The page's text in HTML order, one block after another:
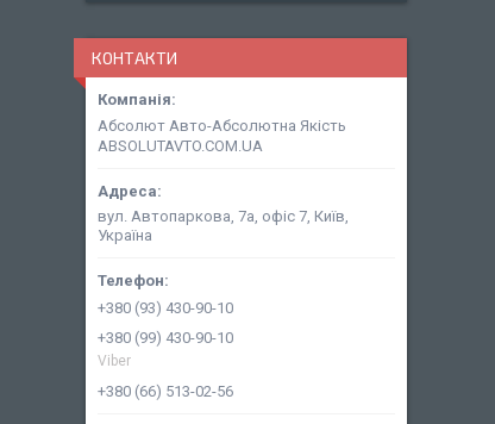
КОНТАКТИ
Абсолют Авто-Абсолютна Якість
ABSOLUTAVTO.COM.UA
вул. Автопаркова, 7а, офіс 7, Київ,
Україна
+380 (93) 430-90-10
+380 (99) 430-90-10
Viber
+380 (66) 513-02-56